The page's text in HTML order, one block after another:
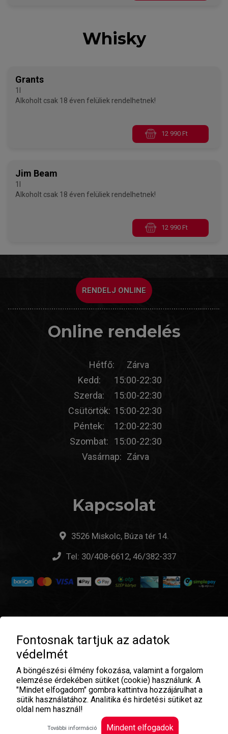
Whisky
Grants
1l
Alkoholt csak 18 éven felüliek rendelhetnek!
12 990 Ft
Jim Beam
1l
Alkoholt csak 18 éven felüliek rendelhetnek!
12 990 Ft
RENDELJ ONLINE
Online rendelés
Hétfő:
Zárva
Kedd:
15:00-22:30
Szerda:
15:00-22:30
Csütörtök: 15:00-22:30
Péntek:
12:00-22:30
Szombat:
15:00-22:30
Vasárnap: Zárva
Kapcsolat
3526 Miskolc, Búza tér 14.
Tel: 30/408-6612, 46/382-337
© Don Giovanni Pizzeria & Pub - 2026 | ÁSZF
Fontosnak tartjuk az adatok
védelmét
A böngészési élmény fokozása, valamint a forgalom
elemzése érdekében sütiket (cookie) használunk. A
"Mindet elfogadom" gombra kattintva hozzájárulhat a
sütik használatához. Analitika és hirdetési sütiket az
oldal nem használ!
További információ Mindent elfogadok